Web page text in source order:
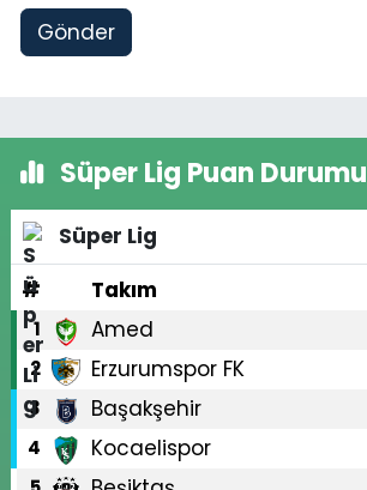
Gönder
Süper Lig Puan Durumu
Süper Lig
#
Takım
1 Amed
2 Erzurumspor FK
3 Başakşehir
4 Kocaelispor